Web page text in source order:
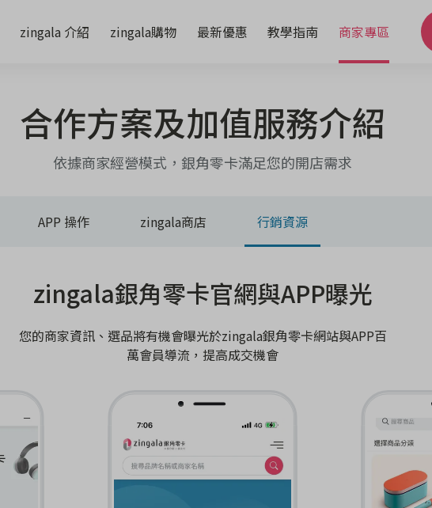
zingala 介紹 zingala購物 最新優惠 教學指南 商家專區
合作方案及加值服務介紹
依據商家經營模式，銀角零卡滿足您的開店需求
APP 操作 zingala商店 行銷資源
zingala銀角零卡官網與APP曝光
您的商家資訊、選品將有機會曝光於zingala銀角零卡網站與APP百
萬會員導流，提高成交機會